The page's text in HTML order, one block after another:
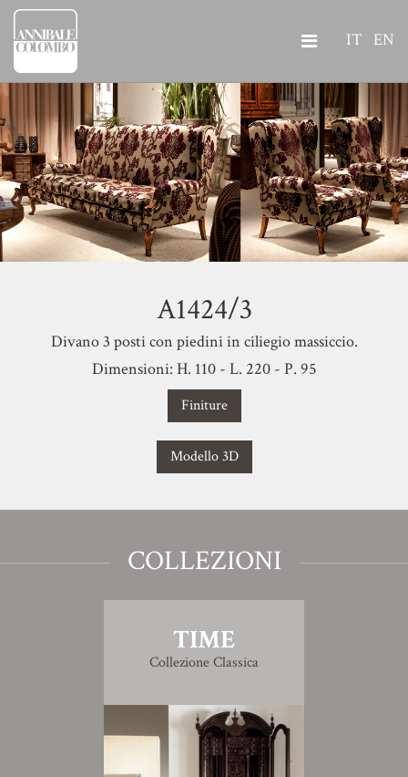
IT EN
A1424/3
Divano 3 posti con piedini in ciliegio massiccio.
Dimensioni: H. 110 - L. 220 - P. 95
Finiture
Modello 3D
COLLEZIONI
TIME
Collezione Classica